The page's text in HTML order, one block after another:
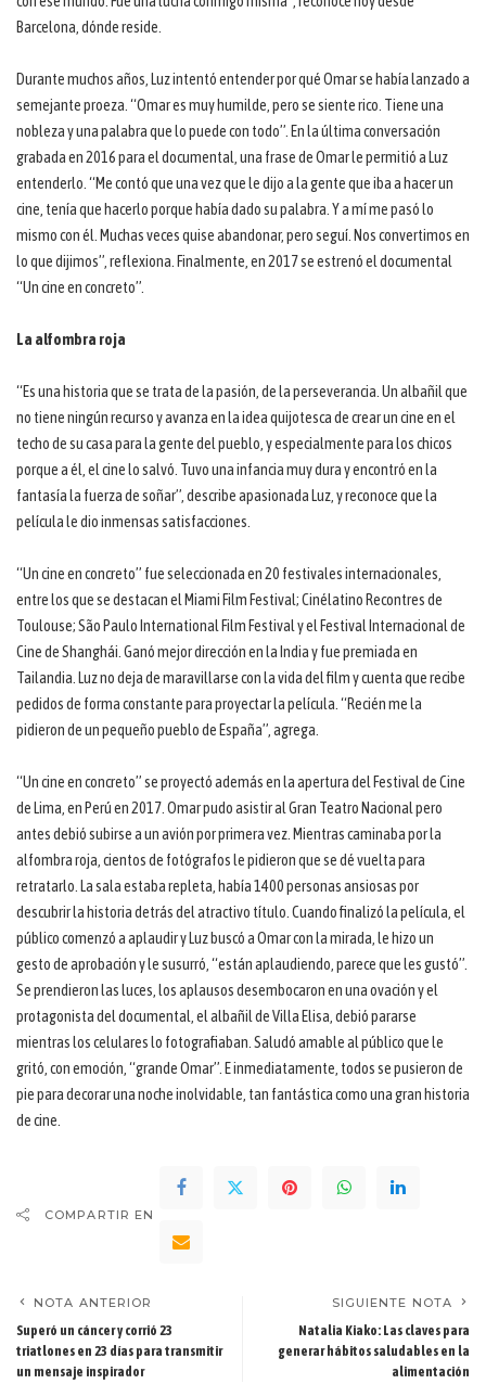
Barcelona, dónde reside.
Durante muchos años, Luz intentó entender por qué Omar se había lanzado a
semejante proeza. “Omar es muy humilde, pero se siente rico. Tiene una
nobleza y una palabra que lo puede con todo”. En la última conversación
grabada en 2016 para el documental, una frase de Omar le permitió a Luz
entenderlo. “Me contó que una vez que le dijo a la gente que iba a hacer un
cine, tenía que hacerlo porque había dado su palabra. Y a mí me pasó lo
mismo con él. Muchas veces quise abandonar, pero seguí. Nos convertimos en
lo que dijimos”, reflexiona. Finalmente, en 2017 se estrenó el documental
“Un cine en concreto”.
La alfombra roja
“Es una historia que se trata de la pasión, de la perseverancia. Un albañil que
no tiene ningún recurso y avanza en la idea quijotesca de crear un cine en el
techo de su casa para la gente del pueblo, y especialmente para los chicos
porque a él, el cine lo salvó. Tuvo una infancia muy dura y encontró en la
fantasía la fuerza de soñar”, describe apasionada Luz, y reconoce que la
película le dio inmensas satisfacciones.
“Un cine en concreto” fue seleccionada en 20 festivales internacionales,
entre los que se destacan el Miami Film Festival; Cinélatino Recontres de
Toulouse; São Paulo International Film Festival y el Festival Internacional de
Cine de Shanghái. Ganó mejor dirección en la India y fue premiada en
Tailandia. Luz no deja de maravillarse con la vida del film y cuenta que recibe
pedidos de forma constante para proyectar la película. “Recién me la
pidieron de un pequeño pueblo de España”, agrega.
“Un cine en concreto” se proyectó además en la apertura del Festival de Cine
de Lima, en Perú en 2017. Omar pudo asistir al Gran Teatro Nacional pero
antes debió subirse a un avión por primera vez. Mientras caminaba por la
alfombra roja, cientos de fotógrafos le pidieron que se dé vuelta para
retratarlo. La sala estaba repleta, había 1400 personas ansiosas por
descubrir la historia detrás del atractivo título. Cuando finalizó la película, el
público comenzó a aplaudir y Luz buscó a Omar con la mirada, le hizo un
gesto de aprobación y le susurró, “están aplaudiendo, parece que les gustó”.
Se prendieron las luces, los aplausos desembocaron en una ovación y el
protagonista del documental, el albañil de Villa Elisa, debió pararse
mientras los celulares lo fotografiaban. Saludó amable al público que le
gritó, con emoción, “grande Omar”. E inmediatamente, todos se pusieron de
pie para decorar una noche inolvidable, tan fantástica como una gran historia
de cine.
COMPARTIR EN
NOTA ANTERIOR
Superó un cáncer y corrió 23
triatlones en 23 días para transmitir
un mensaje inspirador
SIGUIENTE NOTA
Natalia Kiako: Las claves para
generar hábitos saludables en la
alimentación